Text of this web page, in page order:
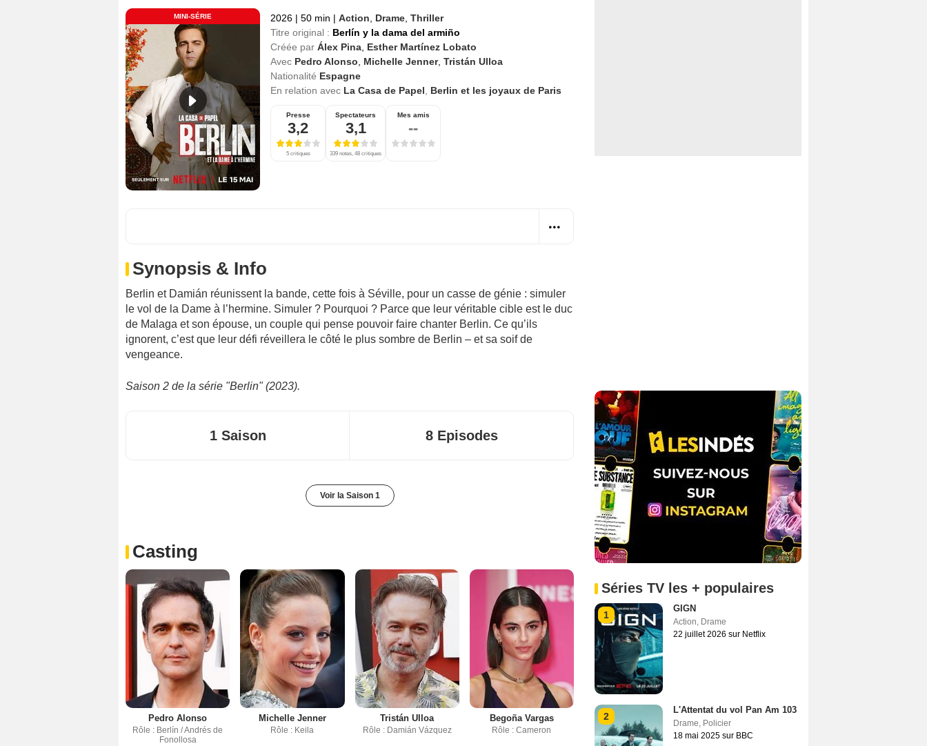
MINI-SÉRIE 2026 | 50 min | Action Drame Thriller
Titre original : Berlín y la dama del armiño
Créée par Álex Pina Esther Martínez Lobato
Avec Pedro Alonso Michelle Jenner, Tristán Ulloa
Nationalité Espagne
En relation avec La Casa de Papel Berlin et les joyaux de Paris
Presse
3,2
5 critiques
Spectateurs
3,1
339 notes, 48 critiques
Mes amis
--
Synopsis & Info
Berlin et Damián réunissent la bande, cette fois à Séville, pour un casse de génie : simuler
le vol de la Dame à l’hermine. Simuler ? Pourquoi ? Parce que leur véritable cible est le duc
de Malaga et son épouse, un couple qui pense pouvoir faire chanter Berlin. Ce qu’ils
ignorent, c’est que leur défi réveillera le côté le plus sombre de Berlin – et sa soif de
vengeance.
Saison 2 de la série "Berlin" (2023).
1 Saison 8 Episodes
Voir la Saison 1
Casting
Pedro Alonso
Rôle : Berlín / Andrés de
Fonollosa
Michelle Jenner
Rôle : Keila
Tristán Ulloa
Rôle : Damián Vázquez
Begoña Vargas
Rôle : Cameron
Séries TV les + populaires
1
GIGN
Action, Drame
22 juillet 2026 sur Netflix
2
L'Attentat du vol Pan Am 103
Drame, Policier
18 mai 2025 sur BBC